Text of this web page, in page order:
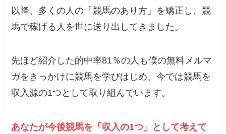
以降、多くの人の「競馬のあり方」を矯正し、競
馬で稼げる人を世に送り出してきました。
先ほど紹介した的中率81％の人も僕の無料メルマ
ガをきっかけに競馬を学びはじめ、今では競馬を
収入源の1つとして取り組んでいます。
あなたが今後競馬を「収入の1つ」として考えて